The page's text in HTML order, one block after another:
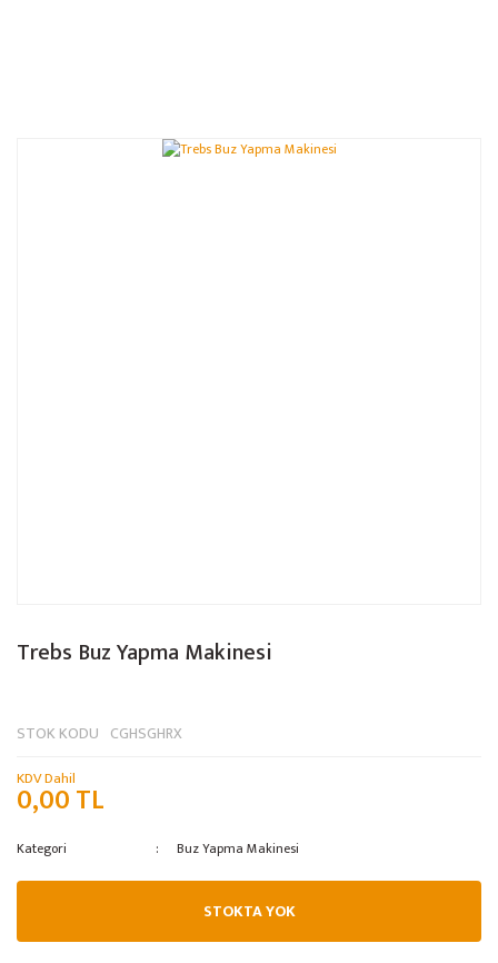
Trebs Buz Yapma Makinesi
STOK KODU CGHSGHRX
KDV Dahil
0,00 TL
Kategori Buz Yapma Makinesi
STOKTA YOK